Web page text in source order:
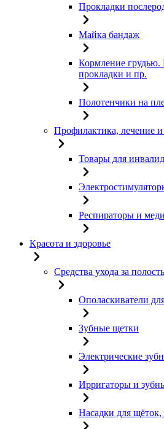
Прокладки
Майка бандаж
Кормление грудью.
прокладки и пр.
Полотенчики на
Профилактика, лечение
Товары для
Респираторы и
Красота и здоровье
Средства ухода за
Ополаскиватели
Зубные щетки
Электрические
Ирригаторы и
Насадки для щёток,